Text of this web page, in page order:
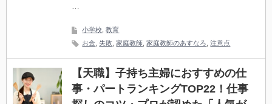
…
小学校 ,教育
お金 ,失敗 ,家庭教師 ,家庭教師のあすなろ ,注意点
【天職】子持ち主婦におすすめの仕
事・パートランキングTOP22！仕事